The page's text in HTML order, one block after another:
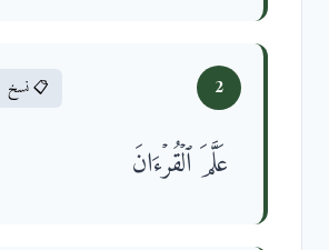
2 📋 نسخ
عَلَّمَ ٱلۡقُرۡءَانَ